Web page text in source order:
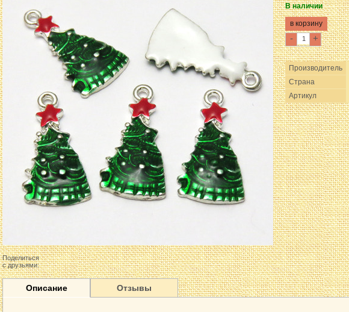
В наличии
- +
Производитель
Страна
Артикул
Поделиться
с друзьями:
Описание Отзывы